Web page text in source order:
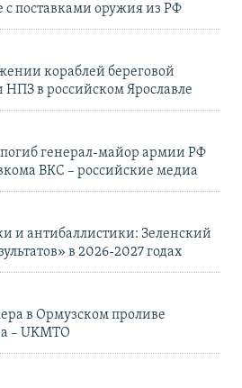
поставками оружия из РФ
кораблей береговой
в российском Ярославле
генерал-майор армии РФ
ВКС – российские медиа
и антибаллистики: Зеленский
в 2026-2027 годах
в Ормузском проливе
– UKMTO